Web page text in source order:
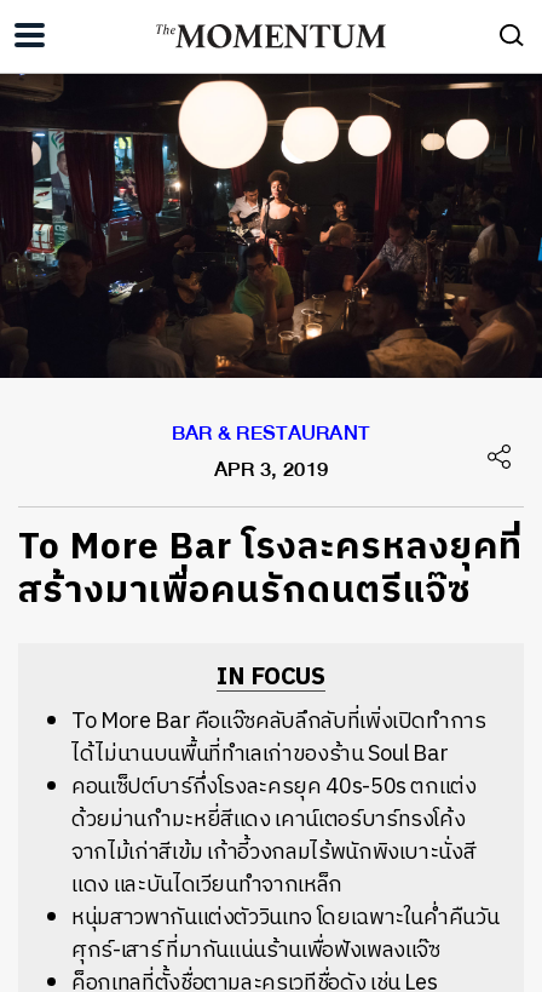
BAR & RESTAURANT
APR 3, 2019
To More Bar โรงละครหลงยุคที่
สร้างมาเพื่อคนรักดนตรีแจ๊ซ
IN FOCUS
To More Bar คือแจ๊ซคลับลึกลับที่เพิ่งเปิดทำการ
ได้ไม่นานบนพื้นที่ทำเลเก่าของร้าน Soul Bar
คอนเซ็ปต์บาร์กึ่งโรงละครยุค 40s-50s ตกแต่ง
ด้วยม่านกำมะหยี่สีแดง เคาน์เตอร์บาร์ทรงโค้ง
จากไม้เก่าสีเข้ม เก้าอี้วงกลมไร้พนักพิงเบาะนั่งสี
แดง และบันไดเวียนทำจากเหล็ก
หนุ่มสาวพากันแต่งตัววินเทจ โดยเฉพาะในค่ำคืนวัน
ศุกร์-เสาร์ ที่มากันแน่นร้านเพื่อฟังเพลงแจ๊ซ
ค็อกเทลที่ตั้งชื่อตามละครเวทีชื่อดัง เช่น Les